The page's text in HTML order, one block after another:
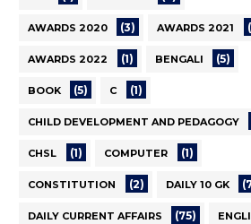
AWARDS 2020 (3) AWARDS 2021
AWARDS 2022 (1) BENGALI (5)
BOOK (5) C (1)
CHILD DEVELOPMENT AND PEDAGOGY
CHSL (1) COMPUTER (1)
CONSTITUTION (2) DAILY 10 GK
DAILY CURRENT AFFAIRS (75)